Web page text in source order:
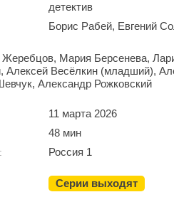
детектив
Борис Рабей, Евгений
Мария Берсенева,
Алексей Весёлкин (младший),
Александр Рожковский
11 марта 2026
48 мин
Россия 1
Серии выходят